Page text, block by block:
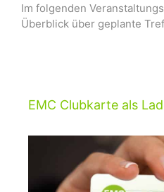
Im folgenden
Überblick über geplante
EMC Clubkarte als